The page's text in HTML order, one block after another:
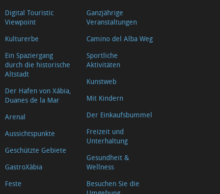
Digital Touristic
Viewpoint
Kulturerbe
Ein Spaziergang
durch die historische
Altstadt
Der Hafen von Xábia,
Duanes de la Mar
Arenal
Aussichtspunkte
Geschützte Gebiete
GastroXàbia
Feste
Ganzjährige
Veranstaltungen
Camino del Alba Weg
Sportliche
Aktivitäten
Kunstweb
Mit Kindern
Der Einkaufsbummel
Freizeit und
Unterhaltung
Gesundheit &
Wellness
Besuchen Sie die